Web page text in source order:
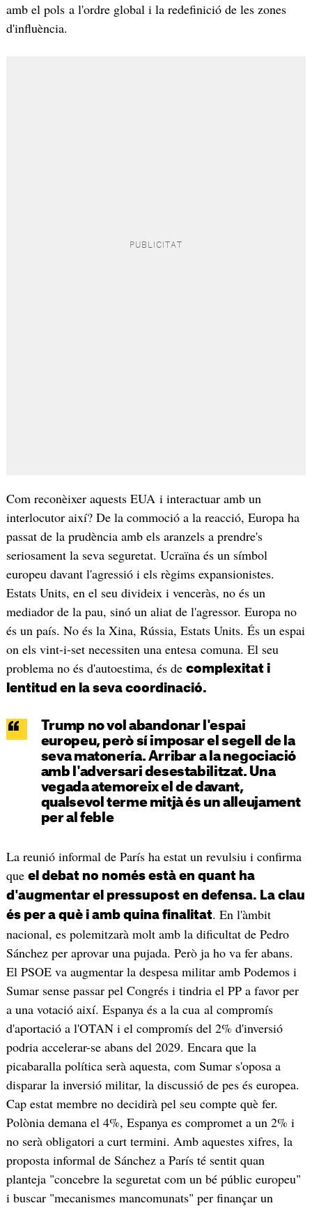
amb el pols a l'ordre global i la redefinició de les zones
d'influència.
Com reconèixer aquests EUA i interactuar amb un
interlocutor així? De la commoció a la reacció, Europa ha
passat de la prudència amb els aranzels a prendre's
seriosament la seva seguretat. Ucraïna és un símbol
europeu davant l'agressió i els règims expansionistes.
Estats Units, en el seu divideix i venceràs, no és un
mediador de la pau, sinó un aliat de l'agressor. Europa no
és un país. No és la Xina, Rússia, Estats Units. És un espai
on els vint-i-set necessiten una entesa comuna. El seu
problema no és d'autoestima, és de complexitat i
lentitud en la seva coordinació.
Trump no vol abandonar l'espai
europeu, però sí imposar el segell de la
seva matonería. Arribar a la negociació
amb l'adversari desestabilitzat. Una
vegada atemoreix el de davant,
qualsevol terme mitjà és un alleujament
per al feble
La reunió informal de París ha estat un revulsiu i confirma
que el debat no només està en quant ha
d'augmentar el pressupost en defensa. La clau
és per a què i amb quina finalitat. En l'àmbit
nacional, es polemitzarà molt amb la dificultat de Pedro
Sánchez per aprovar una pujada. Però ja ho va fer abans.
El PSOE va augmentar la despesa militar amb Podemos i
Sumar sense passar pel Congrés i tindria el PP a favor per
a una votació així. Espanya és a la cua al compromís
d'aportació a l'OTAN i el compromís del 2% d'inversió
podria accelerar-se abans del 2029. Encara que la
picabaralla política serà aquesta, com Sumar s'oposa a
disparar la inversió militar, la discussió de pes és europea.
Cap estat membre no decidirà pel seu compte què fer.
Polònia demana el 4%, Espanya es compromet a un 2% i
no serà obligatori a curt termini. Amb aquestes xifres, la
proposta informal de Sánchez a París té sentit quan
planteja "concebre la seguretat com un bé públic europeu"
i buscar "mecanismes mancomunats" per finançar un